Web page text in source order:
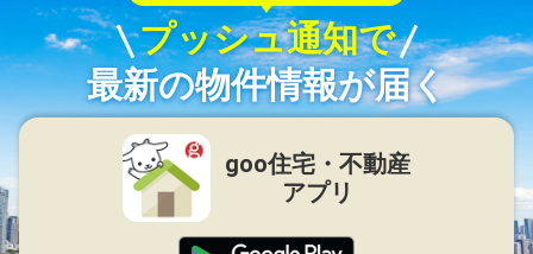
プッシュ通知で
最新の物件情報が届く
goo住宅・不動産
アプリ